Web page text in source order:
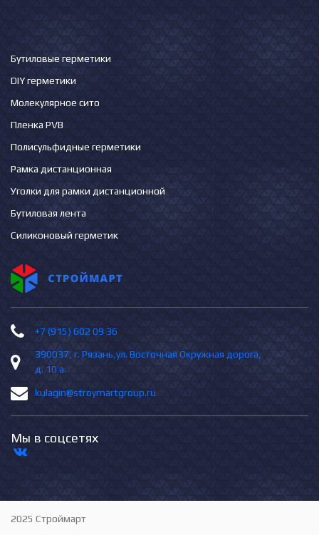
Бутиловые герметики
DIY герметики
Молекулярное сито
Пленка PVB
Полисульфидные герметики
Рамка дистанционная
Уголки для рамки дистанционной
Бутиловая лента
Силиконовый герметик
+7 (915) 602 09 36
390037, г. Рязань,ул. Восточная Окружная дорога,
д. 10 а
kulagin@stroymartgroup.ru
Мы в соцсетях
2025 Строймарт